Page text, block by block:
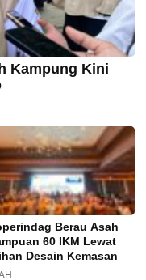
Kampung Kini
Berau Asah
60 IKM Lewat
Desain Kemasan